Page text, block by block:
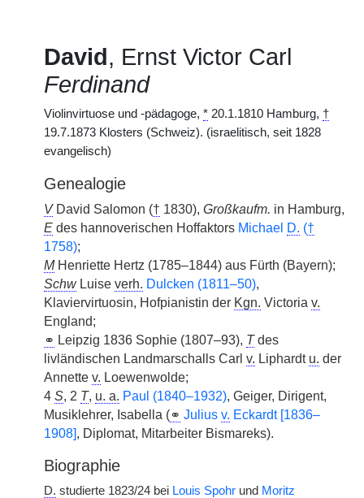
David, Ernst Victor Carl
Ferdinand
Violinvirtuose und -pädagoge, * 20.1.1810 Hamburg, †
19.7.1873 Klosters (Schweiz). (israelitisch, seit 1828
evangelisch)
Genealogie
VDavid Salomon († 1830), Großkaufm. in Hamburg,
E des hannoverischen Hoffaktors Michael D. (†
1758);
MHenriette Hertz (1785–1844) aus Fürth (Bayern);
SchwLuise verh. Dulcken (1811–50),
Klaviervirtuosin, Hofpianistin der Kgn. Victoria v.
England;
⚭ Leipzig 1836 Sophie (1807–93), Tdes
livländischen Landmarschalls Carl v. Liphardt u. der
Annette v. Loewenwolde;
4 S, 2 T, u. a. Paul (1840–1932), Geiger, Dirigent,
Musiklehrer, Isabella (⚭ Julius v. Eckardt [1836–
1908], Diplomat, Mitarbeiter Bismareks).
Biographie
D. studierte 1823/24 bei Louis Spohr und Moritz